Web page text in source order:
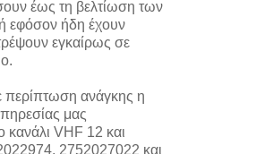
έως τη βελτίωση των
εφόσον ήδη έχουν
εγκαίρως σε
περίπτωση ανάγκης η
μας
κανάλι VHF 12 και
2752027022 και